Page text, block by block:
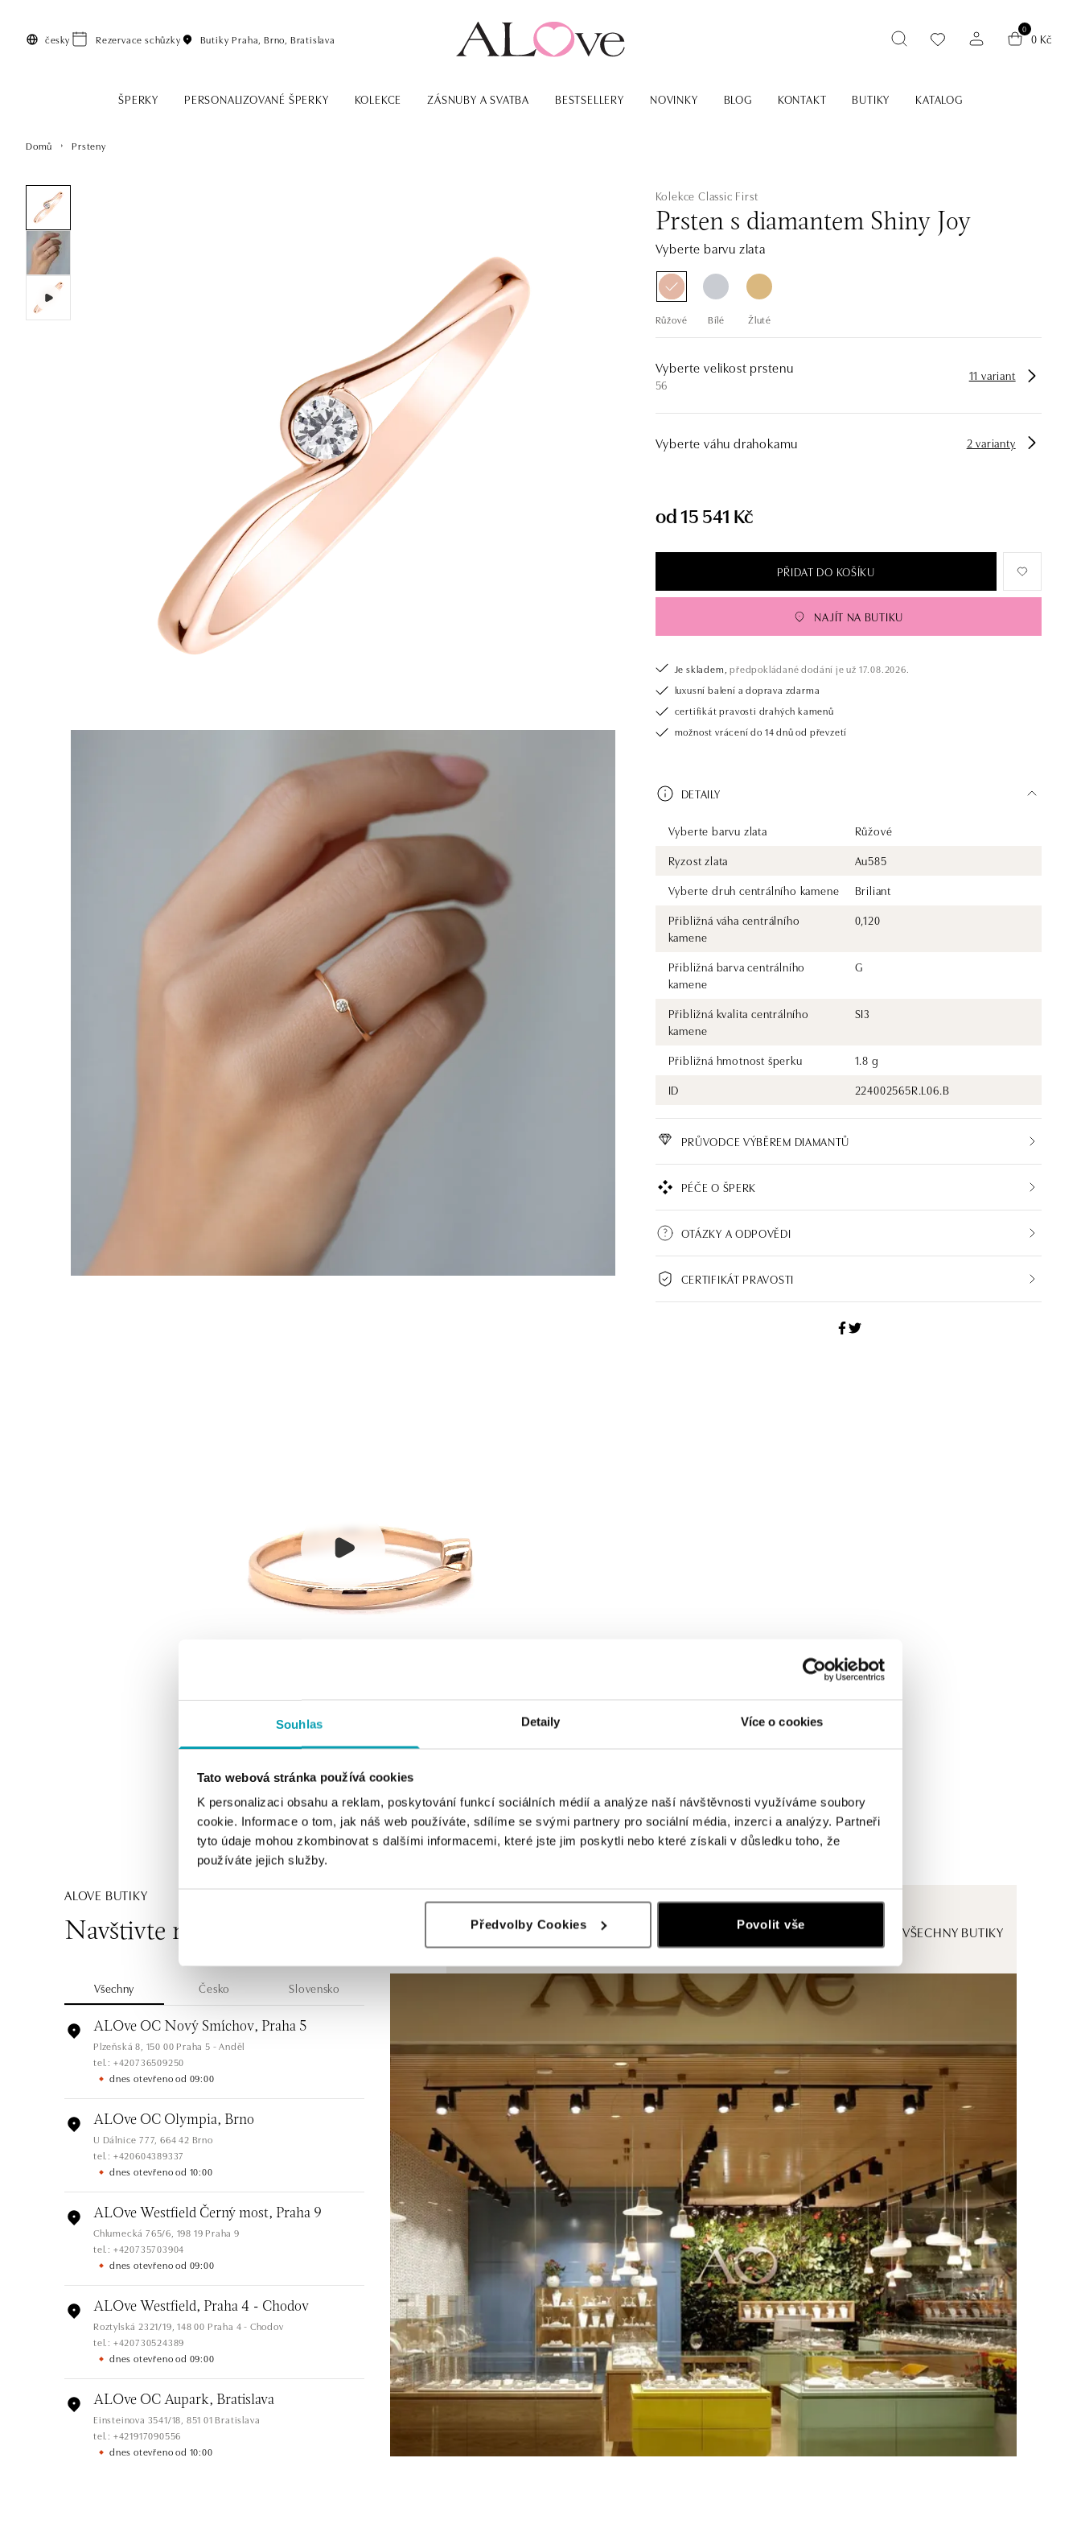
Souhlas Detaily Více o cookies
Tato webová stránka používá cookies
K personalizaci obsahu a reklam, poskytování funkcí sociálních médií a analýze naší návštěvnosti využíváme soubory
cookie. Informace o tom, jak náš web používáte, sdílíme se svými partnery pro sociální média, inzerci a analýzy. Partneři
tyto údaje mohou zkombinovat s dalšími informacemi, které jste jim poskytli nebo které získali v důsledku toho, že
používáte jejich služby.
Předvolby Cookies Povolit vše
česky Rezervace schůzky Butiky Praha, Brno, Bratislava
0
0 Kč
ŠPERKY PERSONALIZOVANÉ ŠPERKY KOLEKCE ZÁSNUBY A SVATBA BESTSELLERY NOVINKY BLOG KONTAKT BUTIKY KATALOG
Domů Prsteny
Kolekce Classic First
Prsten s diamantem Shiny Joy
Vyberte barvu zlata
Růžové Bílé Žluté
Vyberte velikost prstenu
56
11 variant
Vyberte váhu drahokamu 2 varianty
od 15 541 Kč
PŘIDAT DO KOŠÍKU
NAJÍT NA BUTIKU
Je skladem, předpokládané dodání je už 17.08.2026.
luxusní balení a doprava zdarma
certifikát pravosti drahých kamenů
možnost vrácení do 14 dnů od převzetí
DETAILY
Vyberte barvu zlata
Růžové
Ryzost zlata
Au585
Vyberte druh centrálního kamene
Briliant
Přibližná váha centrálního
kamene
0,120
Přibližná barva centrálního
kamene
G
Přibližná kvalita centrálního
kamene
SI3
Přibližná hmotnost šperku
1.8 g
ID
224002565R.L06.B
PRŮVODCE VÝBĚREM DIAMANTŮ
PÉČE O ŠPERK
OTÁZKY A ODPOVĚDI
CERTIFIKÁT PRAVOSTI
ALOVE BUTIKY
Navštivte naše butiky ZOBRAZIT VŠECHNY BUTIKY
Všechny Česko Slovensko
ALOve OC Nový Smíchov, Praha 5
Plzeňská 8, 150 00 Praha 5 - Anděl
tel.: +420736509250
dnes otevřeno od 09:00
ALOve OC Olympia, Brno
U Dálnice 777, 664 42 Brno
tel.: +420604389337
dnes otevřeno od 10:00
ALOve Westfield Černý most, Praha 9
Chlumecká 765/6, 198 19 Praha 9
tel.: +420735703904
dnes otevřeno od 09:00
ALOve Westfield, Praha 4 - Chodov
Roztylská 2321/19, 148 00 Praha 4 - Chodov
tel.: +420730524389
dnes otevřeno od 09:00
ALOve OC Aupark, Bratislava
Einsteinova 3541/18, 851 01 Bratislava
tel.: +421917090556
dnes otevřeno od 10:00